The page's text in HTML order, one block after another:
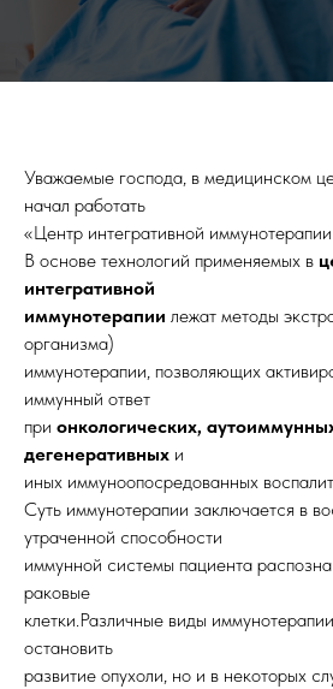
Уважаемые господа, в медицинском
начал работать
«Центр интегративной
В основе технологий применяемых в
интегративной
иммунотерапии лежат методы
организма)
иммунотерапии, позволяющих
иммунный ответ
при онкологических,
дегенеративных и
иных иммуноопосредованных
Суть иммунотерапии заключается в
утраченной способности
иммунной системы пациента
раковые
клетки.Различные виды
остановить
развитие опухоли, но и в некоторых